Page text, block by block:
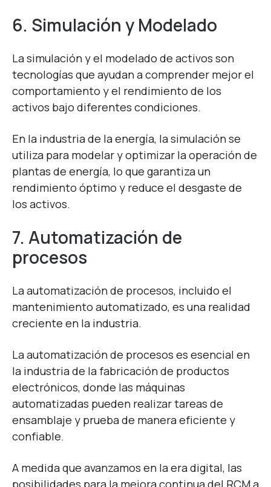
6. Simulación y Modelado
La simulación y el modelado de activos son
tecnologías que ayudan a comprender mejor el
comportamiento y el rendimiento de los
activos bajo diferentes condiciones.
En la industria de la energía, la simulación se
utiliza para modelar y optimizar la operación de
plantas de energía, lo que garantiza un
rendimiento óptimo y reduce el desgaste de
los activos.
7. Automatización de
procesos
La automatización de procesos, incluido el
mantenimiento automatizado, es una realidad
creciente en la industria.
La automatización de procesos es esencial en
la industria de la fabricación de productos
electrónicos, donde las máquinas
automatizadas pueden realizar tareas de
ensamblaje y prueba de manera eficiente y
confiable.
A medida que avanzamos en la era digital, las